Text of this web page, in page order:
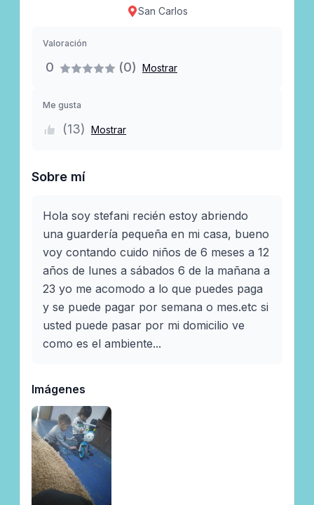
San Carlos
Valoración
0 (0) Mostrar
Me gusta
(13) Mostrar
Sobre mí
Hola soy stefani recién estoy abriendo
una guardería pequeña en mi casa, bueno
voy contando cuido niños de 6 meses a 12
años de lunes a sábados 6 de la mañana a
23 yo me acomodo a lo que puedes paga
y se puede pagar por semana o mes.etc si
usted puede pasar por mi domicilio ve
como es el ambiente...
Imágenes